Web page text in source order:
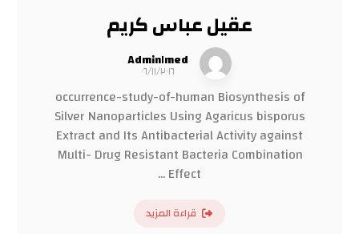
عقيل عباس كريم
Admin١med
٠٦/١١/٢٠١٦
occurrence-study-of-human Biosynthesis of
Silver Nanoparticles Using Agaricus bisporus
Extract and Its Antibacterial Activity against
Multi- Drug Resistant Bacteria Combination
Effect ...
قراءة المزيد